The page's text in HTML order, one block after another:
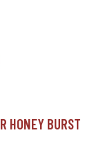
HONEY BURST